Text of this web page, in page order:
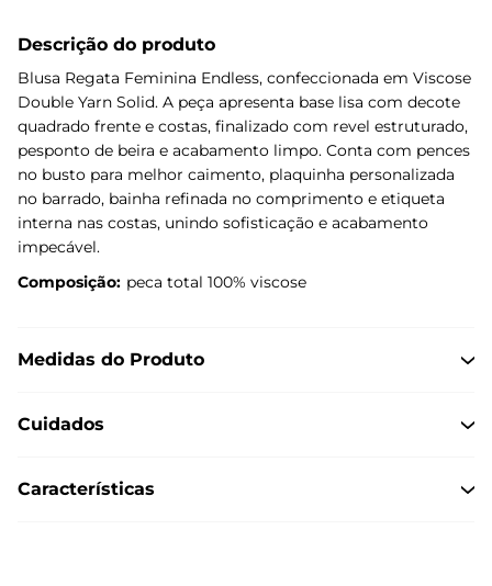
Descrição do produto
Blusa Regata Feminina Endless, confeccionada em Viscose
Double Yarn Solid. A peça apresenta base lisa com decote
quadrado frente e costas, finalizado com revel estruturado,
pesponto de beira e acabamento limpo. Conta com pences
no busto para melhor caimento, plaquinha personalizada
no barrado, bainha refinada no comprimento e etiqueta
interna nas costas, unindo sofisticação e acabamento
impecável.
Composição: peca total 100% viscose
Medidas do Produto
Cuidados
Características